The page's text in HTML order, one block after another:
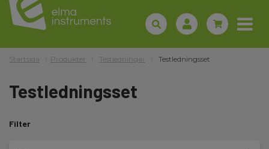
Startsida Produkter Testledningar Testledningsset
Testledningsset
Filter